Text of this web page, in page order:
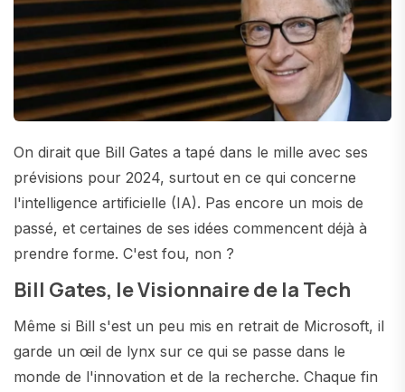
On dirait que Bill Gates a tapé dans le mille avec ses
prévisions pour 2024, surtout en ce qui concerne
l'intelligence artificielle (IA). Pas encore un mois de
passé, et certaines de ses idées commencent déjà à
prendre forme. C'est fou, non ?
Bill Gates, le Visionnaire de la Tech
Même si Bill s'est un peu mis en retrait de Microsoft, il
garde un œil de lynx sur ce qui se passe dans le
monde de l'innovation et de la recherche. Chaque fin